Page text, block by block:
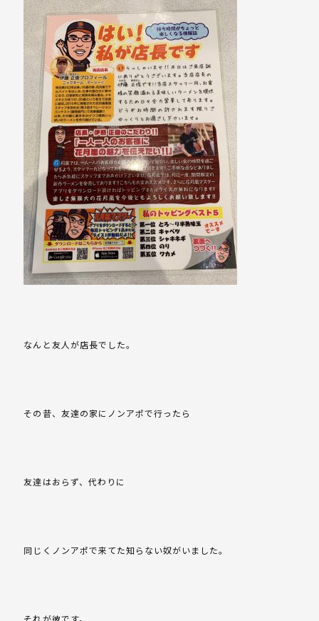
なんと友人が店長でした。
その昔、友達の家にノンアポで行ったら
友達はおらず、代わりに
同じくノンアポで来てた知らない奴がいました。